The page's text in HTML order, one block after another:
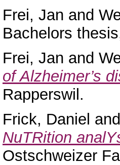
Frei, Jan and
Bachelors
Frei, Jan and
of Alzheimer’s
Rapperswil.
Frick, Daniel and
NuTRition
Ostschweizer